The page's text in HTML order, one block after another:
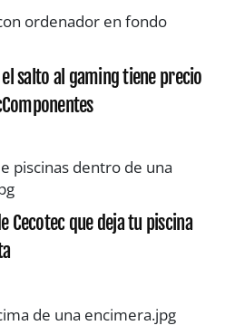
salto al gaming tiene precio
Cecotec que deja tu piscina